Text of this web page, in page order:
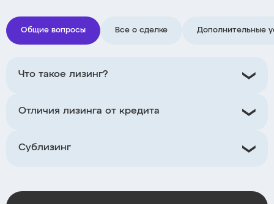
Общие вопросы Все о сделке Дополнительные
Что такое лизинг?
Отличия лизинга от кредита
Сублизинг